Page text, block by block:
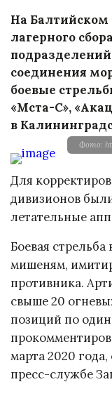
На Балтийском
лагерного
соединения
боевые
«Мста-С»,
в
Фото:
Для
дивизионов
летательные
Боевая
мишеням,
противника.
свыше 20
позиций по
марта 2020 года,
пресс-службе